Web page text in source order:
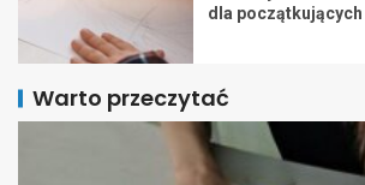
dla początkujących
Warto przeczytać